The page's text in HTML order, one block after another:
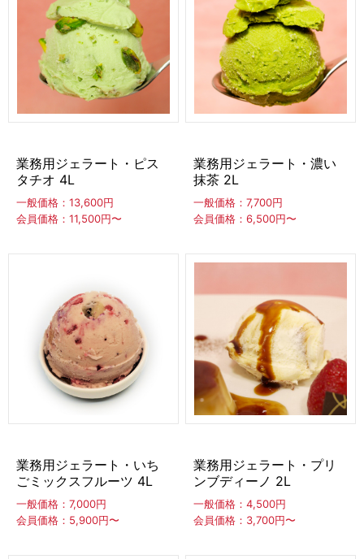
最中種・もなかの皮
トッピングソース
蜜・シロップ
トッピング食材
あずき餡 ゼリー類 パウダー 泡素材
ナッツペースト
MARULLO
練乳・コンデンスミルク
ギフト
カップ・カトラリー（スプーン他）
スプーン
その他カトラリー（フォーク他）
ストロースプーンストロー
カップ
業務用ジェラート・ピス
タチオ 4L
一般価格：13,600円
会員価格：11,500円〜
業務用ジェラート・濃い
抹茶 2L
一般価格：7,700円
会員価格：6,500円〜
業務用ジェラート・いち
ごミックスフルーツ 4L
一般価格：7,000円
会員価格：5,900円〜
業務用ジェラート・プリ
ンブディーノ 2L
一般価格：4,500円
会員価格：3,700円〜